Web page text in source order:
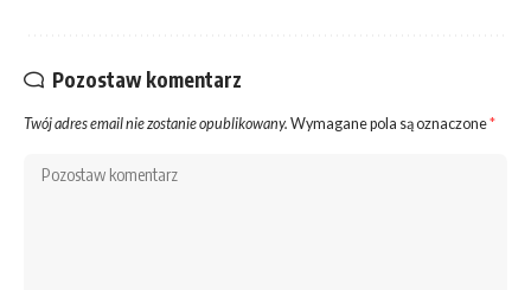
Pozostaw komentarz
Twój adres email nie zostanie opublikowany. Wymagane pola są oznaczone*